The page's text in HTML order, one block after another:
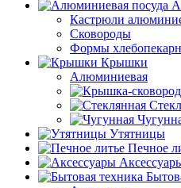
Кастрюли
Сковороды
Формы
Крышки
Алюминиевая
Утятницы
Печное